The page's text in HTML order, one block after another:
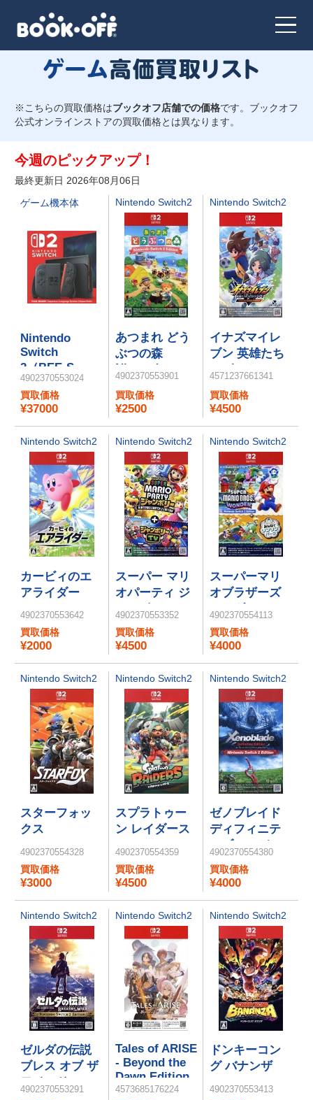
※こちらの買取価格はブックオフ店舗での価格です。ブックオフ
公式オンラインストアの買取価格とは異なります。
今週のピックアップ！
最終更新日 2026年08月06日
ゲーム機本体
Nintendo
Switch
2（BEE-S-
KB6CA）
4902370553024
買取価格
¥37000
Nintendo Switch2
あつまれ どう
ぶつの森
Nintendo
Switch 2
Edition
4902370553901
買取価格
¥2500
Nintendo Switch2
イナズマイレ
ブン 英雄たち
のヴィクトリ
Nintendo
Switch 2
Edition
4571237661341
買取価格
¥4500
Nintendo Switch2
カービィのエ
アライダー
4902370553642
買取価格
¥2000
Nintendo Switch2
スーパー マリ
オパーティ ジ
ャンボリー
Switch 2
Edition ＋ ジャ
4902370553352
買取価格
¥4500
Nintendo Switch2
スーパーマリ
オブラザーズ
ワンダー
Switch 2
Edition ＋ みん
パーク
4902370554113
買取価格
¥4000
Nintendo Switch2
スターフォッ
クス
4902370554328
買取価格
¥3000
Nintendo Switch2
スプラトゥー
ン レイダース
4902370554359
買取価格
¥4500
Nintendo Switch2
ゼノブレイド
ディフィニテ
ィブ・エディ
ション
Nintendo
Switch 2
Edition
4902370554380
買取価格
¥4000
Nintendo Switch2
ゼルダの伝説
ブレス オブ ザ
ワイルド
4902370553291
Nintendo Switch2
Tales of ARISE
- Beyond the
Dawn Edition
4573685176224
Nintendo Switch2
ドンキーコン
グ バナンザ
4902370553413
ジャンルで絞り込む
すべてのジャンル
Nintendo Switch
ゲーム機本体
Nintendo Switch2
ニンテンドー３ＤＳ
ニンテンドーＤＳ